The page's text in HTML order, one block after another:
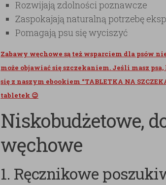
Rozwijają zdolności poznawcze
Zaspokajają naturalną potrzebę
Pomagają psu się wyciszyć
Zabawy węchowe są też wsparciem dla psów
może objawiać się szczekaniem. Jeśli masz
się z naszym ebookiem “TABLETKA NA
tabletek 😉
Niskobudżetowe,
węchowe
1. Ręcznikowe